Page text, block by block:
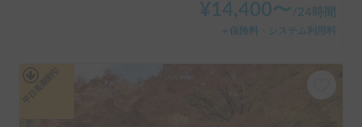
¥ 14,400〜/24時間
＋保険料・システム利用料